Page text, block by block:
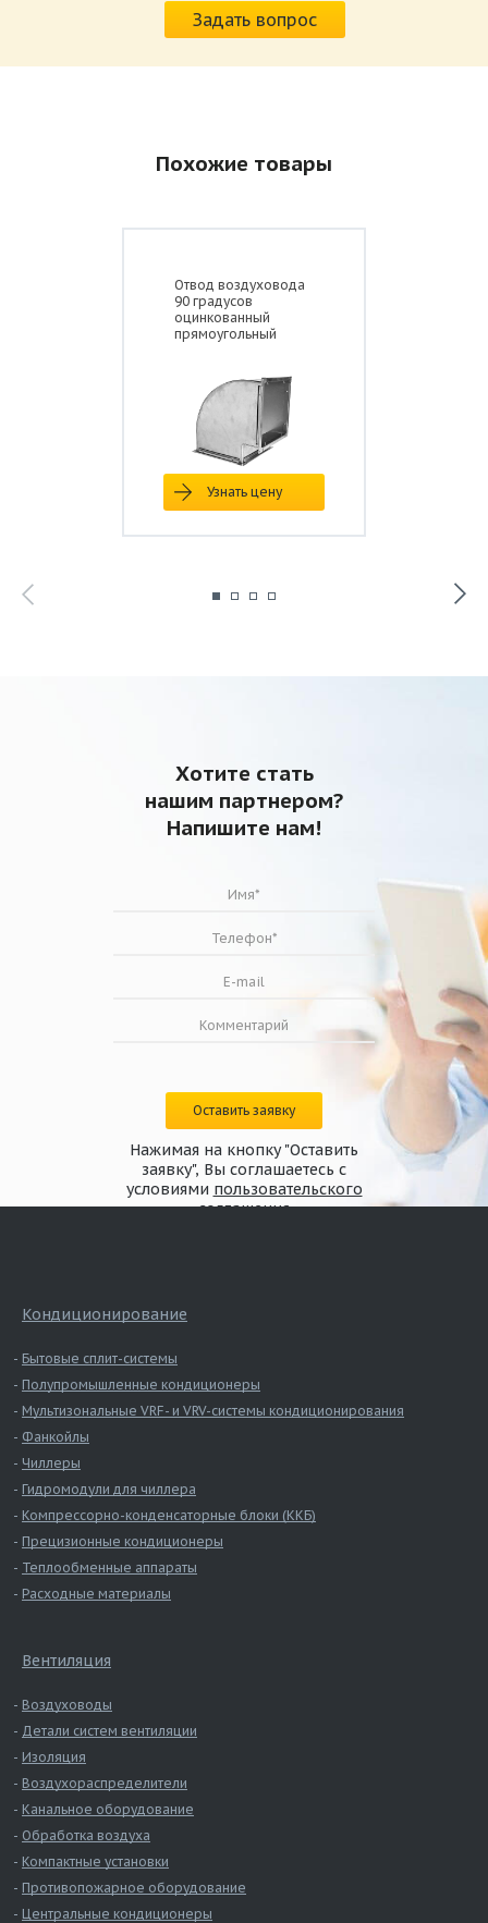
Задать вопрос
Похожие товары
Отвод воздуховода
90 градусов
оцинкованный
прямоугольный
Узнать цену
Хотите стать
нашим партнером?
Напишите нам!
Оставить заявку
Нажимая на кнопку "Оставить
заявку", Вы соглашаетесь с
условиями пользовательского
соглашения
Кондиционирование
Бытовые сплит-системы
Полупромышленные кондиционеры
Мультизональные VRF- и VRV-системы кондиционирования
Фанкойлы
Чиллеры
Гидромодули для чиллера
Компрессорно-конденсаторные блоки (ККБ)
Прецизионные кондиционеры
Теплообменные аппараты
Расходные материалы
Вентиляция
Воздуховоды
Детали систем вентиляции
Изоляция
Воздухораспределители
Канальное оборудование
Обработка воздуха
Компактные установки
Противопожарное оборудование
Центральные кондиционеры